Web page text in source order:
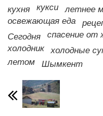
p
p
o
o
k
кухня
кукси летнее
освежающая еда
Сегодня
спасение от
холодник
холодные
летом
Шымкент